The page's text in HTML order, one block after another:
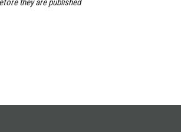
they are published